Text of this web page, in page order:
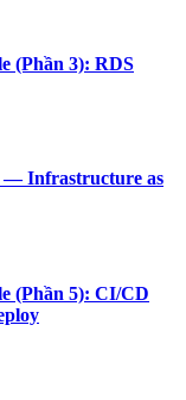
(Phần 3): RDS
— Infrastructure as
(Phần 5): CI/CD